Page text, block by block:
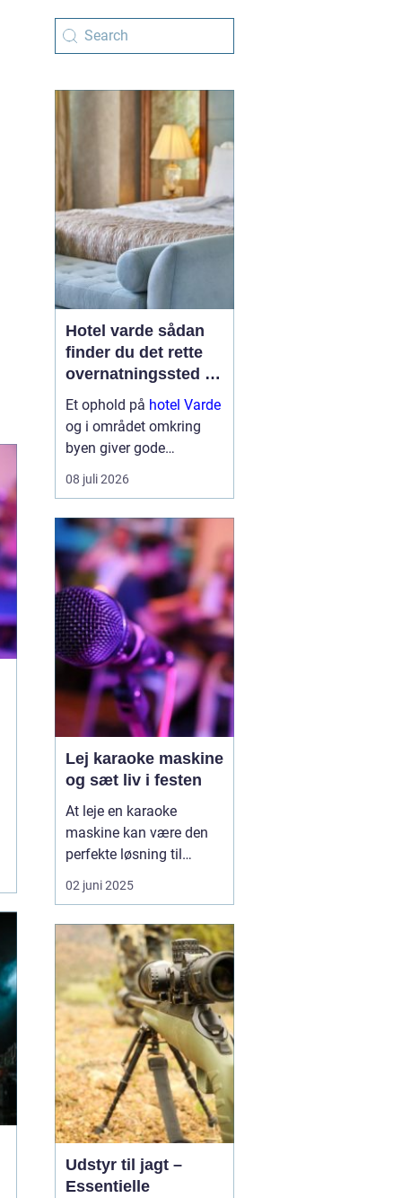
Hotel varde sådan
finder du det rette
overnatningssted i
området
Et ophold på hotel Varde
og i området omkring
byen giver gode
muligheder for både
natur, kultur og
Mange gæster kommer
til området for at
kombinere en rolig base
med kor...
08 juli 2026
Lej karaoke maskine
og sæt liv i festen
At leje en karaoke
maskine kan være den
perfekte løsning til
enhver fest eller
sammenkomst på
er en fødselsdag, et
firmaevent eller en
casual get-together,
bringer karaoke magi og
minder, der va...
02 juni 2025
Udstyr til jagt –
Essentielle